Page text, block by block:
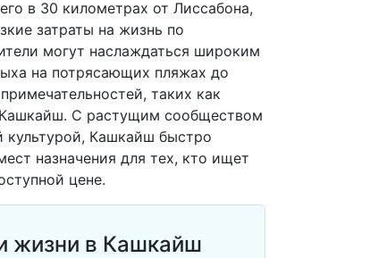
в 30 километрах от Лиссабона,
затраты на жизнь по
могут наслаждаться широким
на потрясающих пляжах до
таких как
С растущим сообществом
культурой, Кашкайш быстро
назначения для тех, кто ищет
цене.
жизни в Кашкайш